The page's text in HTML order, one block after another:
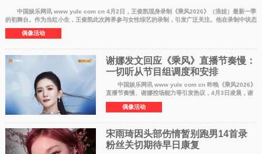
中国娱乐网讯 www yule com cn 4月2日，王俊凯现身录制《乘风2026》（浪姐）最新一季
的初舞台。作为当红小生，王俊凯此次跨界参与女性综艺的录制，引发广泛关注。他在录制中状态
轻松，与多位
偶像活动
谢娜发文回应《乘风》直播节奏慢：
一切听从节目组调度和安排
中国娱乐网讯 www yule com cn 昨晚《乘风2026》
直播节奏慢、谢娜控场能力等引发热议，4月3日凌晨，谢
娜发文回应，称流程全都听节目组的调度和安排，之后还
会有更紧凑流畅的剪辑版。在直播时
偶像活动
宋雨琦因头部伤情暂别跑男14首录
粉丝关切期待早日康复